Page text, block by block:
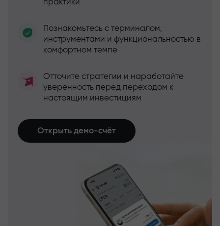
практики
Познакомьтесь с терминалом,
инструментами и функциональностью в
комфортном темпе
Отточите стратегии и наработайте
уверенность перед переходом к
настоящим инвестициям
Открыть демо-счёт